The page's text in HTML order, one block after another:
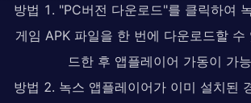
방법 1. "PC버전 다운로드"를 클릭하여
게임 APK 파일을 한 번에 다운로드할 수
드한 후 앱플레이어 가동이 가
방법 2. 녹스 앱플레이어가 이미 설치된